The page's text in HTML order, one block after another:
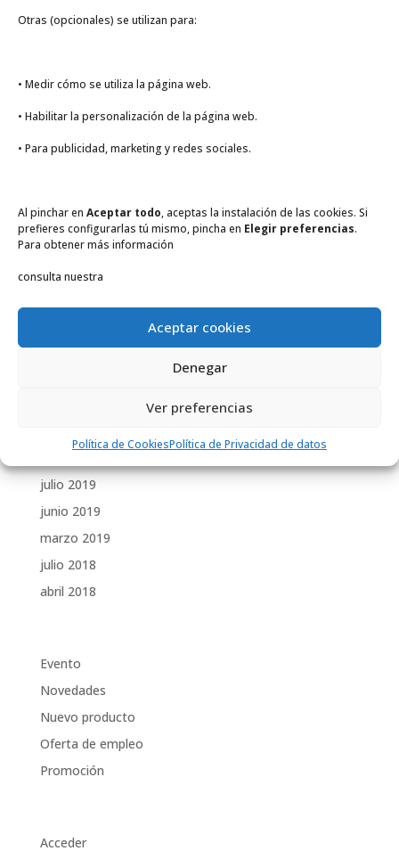
Otras (opcionales) se utilizan para:
• Medir cómo se utiliza la página web.
• Habilitar la personalización de la página web.
• Para publicidad, marketing y redes sociales.
Al pinchar en Aceptar todo, aceptas la instalación de las cookies. Si
prefieres configurarlas tú mismo, pincha en Elegir preferencias.
Para obtener más información
consulta nuestra
Aceptar cookies
Denegar
Ver preferencias
Política de CookiesPolítica de Privacidad de datos
FLOOR GRAPHICS. Vinilos para suelo antideslizantes
FERIA VIRTUAL HP GRAN FORMATO IBERIA
Saca todo el potencial
Archivos
junio 2020
mayo 2020
enero 2020
julio 2019
junio 2019
marzo 2019
julio 2018
abril 2018
Evento
Novedades
Nuevo producto
Oferta de empleo
Promoción
Acceder